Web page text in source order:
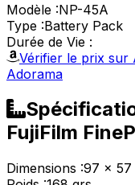
Modèle :NP-45A
Type :Battery Pack
Durée de Vie :
Vérifier le prix sur
Adorama
FujiFilm
Dimensions :97 x 57